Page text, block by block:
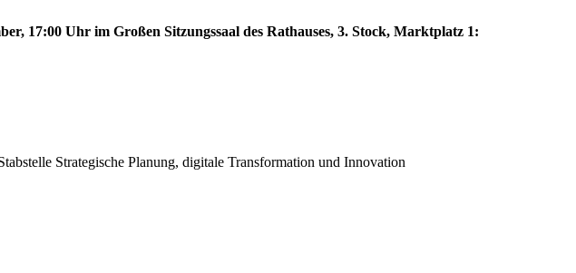
17:00 Uhr im Großen Sitzungssaal des Rathauses, 3. Stock, Marktplatz 1:
Strategische Planung, digitale Transformation und Innovation